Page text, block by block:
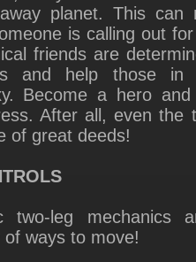
friends are
and help those in
Become a hero and
After all, even the
of great deeds!
two-leg mechanics
types that are